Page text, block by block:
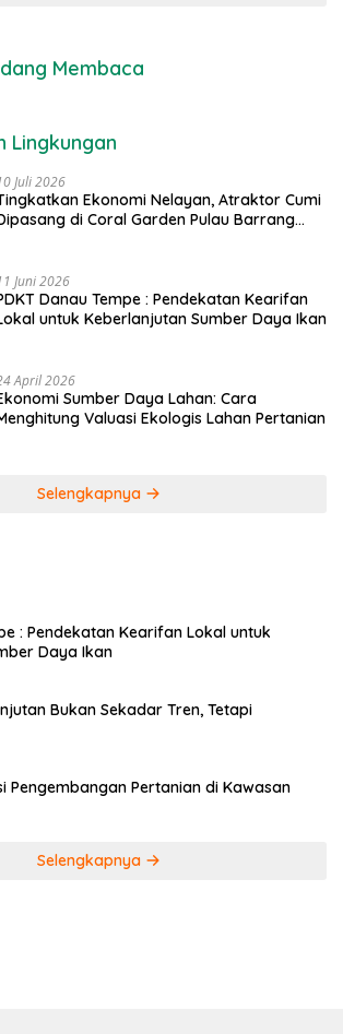
Membaca
Lingkungan
Juli 2026
Ekonomi Nelayan, Atraktor Cumi
di Coral Garden Pulau Barrang
Juni 2026
Danau Tempe : Pendekatan Kearifan
untuk Keberlanjutan Sumber Daya Ikan
April 2026
Sumber Daya Lahan: Cara
Valuasi Ekologis Lahan Pertanian
Selengkapnya
: Pendekatan Kearifan Lokal untuk
Daya Ikan
Bukan Sekadar Tren, Tetapi
Pengembangan Pertanian di Kawasan
Selengkapnya